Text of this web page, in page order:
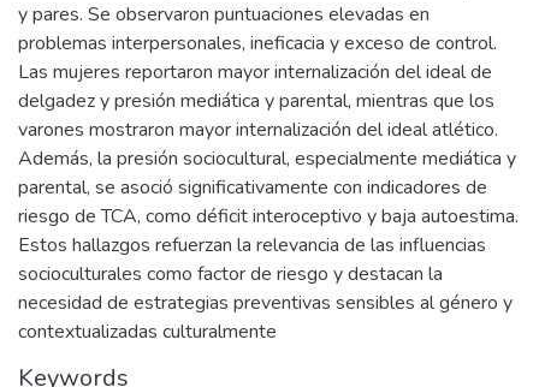
y pares. Se observaron puntuaciones elevadas en
problemas interpersonales, ineficacia y exceso de control.
Las mujeres reportaron mayor internalización del ideal de
delgadez y presión mediática y parental, mientras que los
varones mostraron mayor internalización del ideal atlético.
Además, la presión sociocultural, especialmente mediática y
parental, se asoció significativamente con indicadores de
riesgo de TCA, como déficit interoceptivo y baja autoestima.
Estos hallazgos refuerzan la relevancia de las influencias
socioculturales como factor de riesgo y destacan la
necesidad de estrategias preventivas sensibles al género y
contextualizadas culturalmente
Keywords